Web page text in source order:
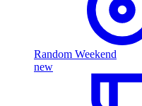
Random Weekend
new